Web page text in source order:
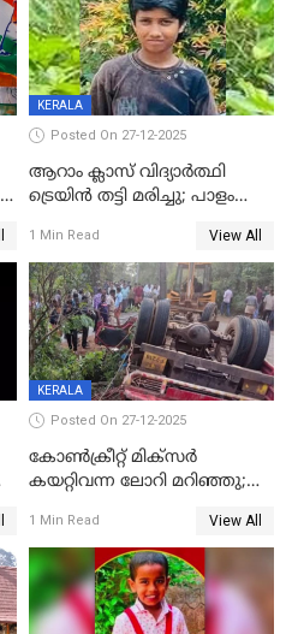
KERALA
Posted On 27-12-2025
ആറാം ക്ലാസ് വിദ്യാർത്ഥി
ട്രെയിൻ തട്ടി മരിച്ചു; പാളം
അപകടം മലപ്പുറത്ത്
1 Min Read View All
KERALA
Posted On 27-12-2025
കോണ്‍ക്രീറ്റ് മിക്‌സര്‍
കയറ്റിവന്ന ലോറി മറിഞ്ഞു;
അപകടം കണ്ണൂരിൽ
1 Min Read View All